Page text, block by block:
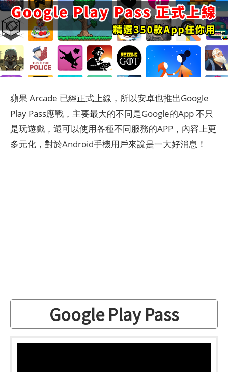
蘋果 Arcade 已經正式上線，所以安卓也推出Google
Play Pass應戰，主要最大的不同是Google的App 不只
是玩遊戲，還可以使用各種不同服務的APP，內容上更
多元化，對於Android手機用戶來說是一大好消息！
Google Play Pass